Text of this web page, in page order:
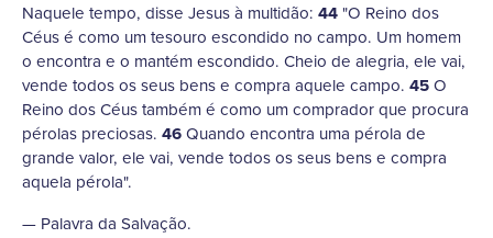
Naquele tempo, disse Jesus à multidão: 44 "O Reino dos
Céus é como um tesouro escondido no campo. Um homem
o encontra e o mantém escondido. Cheio de alegria, ele vai,
vende todos os seus bens e compra aquele campo. 45O
Reino dos Céus também é como um comprador que procura
pérolas preciosas. 46Quando encontra uma pérola de
grande valor, ele vai, vende todos os seus bens e compra
aquela pérola".
— Palavra da Salvação.